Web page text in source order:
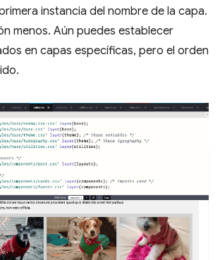
instancia del nombre de la capa.
menos. Aún puedes establecer
en capas específicas, pero el orden